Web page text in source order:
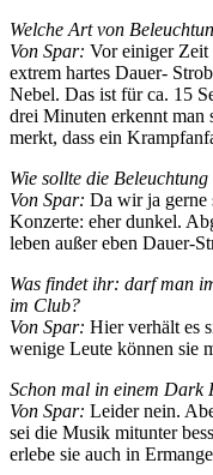
Welche Art von
Von Spar: Vor einiger Zeit
extrem hartes Dauer-
Nebel. Das ist für ca. 15
drei Minuten erkennt man
merkt, dass ein
Wie sollte die
Von Spar: Da wir ja gerne
Konzerte: eher dunkel.
leben außer eben Dauer-
Was findet ihr: darf man
im Club?
Von Spar: Hier verhält es
wenige Leute können sie
Schon mal in einem Dark
Von Spar: Leider nein.
sei die Musik mitunter
erlebe sie auch in